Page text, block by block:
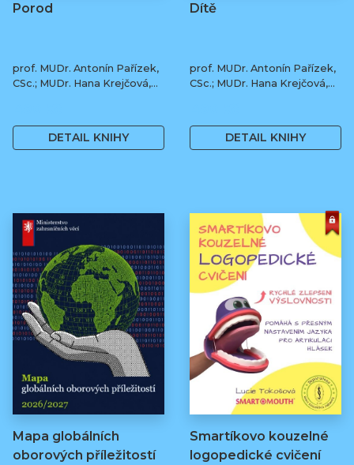
Porod
prof. MUDr. Antonín Pařízek,
CSc.; MUDr. Hana Krejčová,
Tomáš Honzík, Ph.D. a kol.
DETAIL KNIHY
Dítě
prof. MUDr. Antonín Pařízek,
CSc.; MUDr. Hana Krejčová,
Tomáš Honzík, Ph.D. a kol.
DETAIL KNIHY
Mapa globálních
oborových příležitostí
Smartíkovo kouzelné
logopedické cvičení